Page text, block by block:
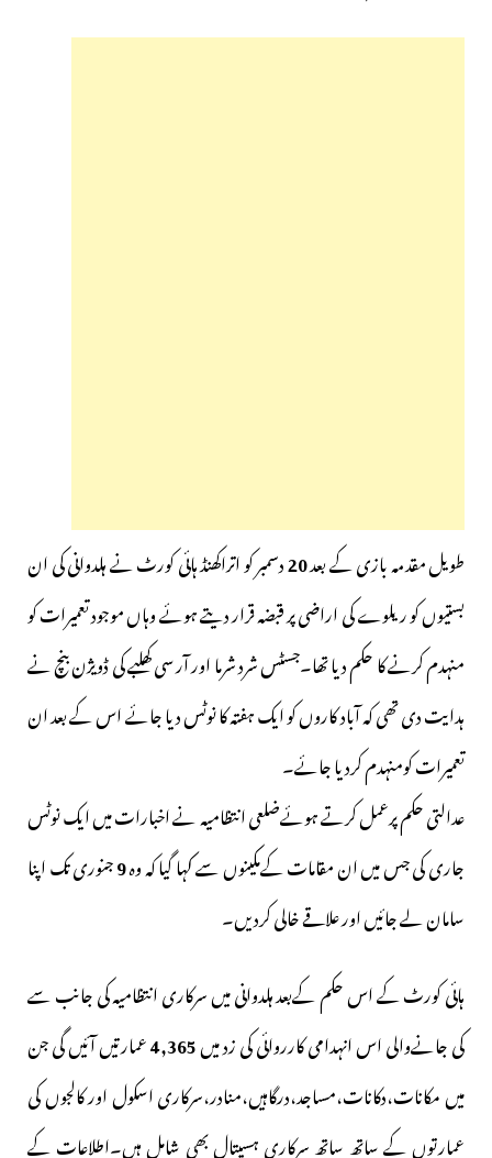
طویل مقدمہ بازی کے بعد20دسمبر کو اتراکھنڈ ہائی کورٹ نے ہلدوانی کی ان
بستیوں کو ریلوے کی اراضی پر قبضہ قرار دیتے ہوئے وہاں موجود تعمیرات کو
منہدم کرنے کا حکم دیا تھا۔جسٹس شرد شرما اور آر سی کھلبے کی ڈویژن بنچ نے
ہدایت دی تھی کہ آباد کاروں کو ایک ہفتہ کا نوٹس دیا جائے اس کے بعد ان
تعمیرات کومنہدم کردیا جائے۔
عدالتی حکم پرعمل کرتے ہوئےضلعی انتظامیہ نے اخبارات میں ایک نوٹس
جاری کی جس میں ان مقامات کےمکینوں سے کہا گیا کہ وہ9جنوری تک اپنا
سامان لے جائیں اور علاقے خالی کردیں۔
ہائی کورٹ کے اس حکم کےبعد ہلدوانی میں سرکاری انتظامیہ کی جانب سے
کی جانےوالی اس انہدامی کارروائی کی زد میں4,365عمارتیں آئیں گی جن
میں مکانات،دکانات،مساجد،درگاہیں،منادر،سرکاری اسکول اور کالجوں کی
عمارتوں کے ساتھ ساتھ سرکاری ہسپتال بھی شامل ہیں۔اطلاعات کے